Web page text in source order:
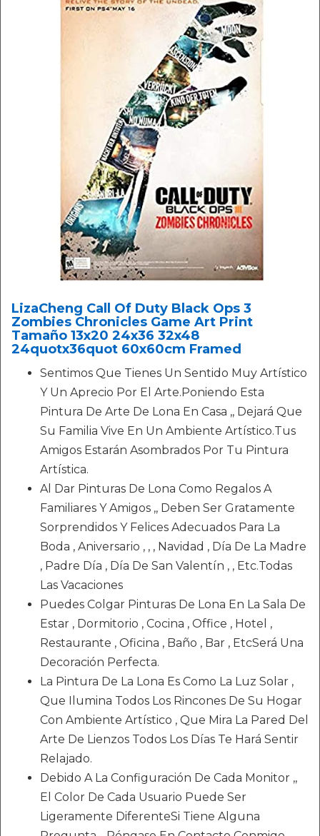
LizaCheng Call Of Duty Black Ops 3
Zombies Chronicles Game Art Print
Tamaño 13x20 24x36 32x48
24quotx36quot 60x60cm Framed
Sentimos Que Tienes Un Sentido Muy Artístico
Y Un Aprecio Por El Arte.Poniendo Esta
Pintura De Arte De Lona En Casa ,, Dejará Que
Su Familia Vive En Un Ambiente Artístico.Tus
Amigos Estarán Asombrados Por Tu Pintura
Artística.
Al Dar Pinturas De Lona Como Regalos A
Familiares Y Amigos ,, Deben Ser Gratamente
Sorprendidos Y Felices Adecuados Para La
Boda , Aniversario , , , Navidad , Día De La Madre
, Padre Día , Día De San Valentín , , Etc.Todas
Las Vacaciones
Puedes Colgar Pinturas De Lona En La Sala De
Estar , Dormitorio , Cocina , Office , Hotel ,
Restaurante , Oficina , Baño , Bar , EtcSerá Una
Decoración Perfecta.
La Pintura De La Lona Es Como La Luz Solar ,
Que Ilumina Todos Los Rincones De Su Hogar
Con Ambiente Artístico , Que Mira La Pared Del
Arte De Lienzos Todos Los Días Te Hará Sentir
Relajado.
Debido A La Configuración De Cada Monitor ,,
El Color De Cada Usuario Puede Ser
Ligeramente DiferenteSi Tiene Alguna